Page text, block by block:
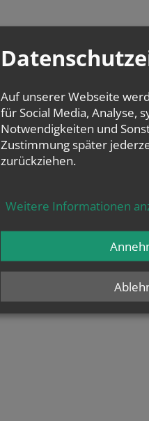
Auf unserer Webseite
für Social Media, Analyse,
Notwendigkeiten und
Zustimmung später
zurückziehen.
Weitere Informationen